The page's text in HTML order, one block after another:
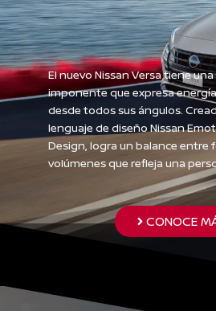
El nuevo Nissan Versa tiene
imponente que expresa
desde todos sus ángulos.
lenguaje de diseño Nissan
Design, logra un balance entre
volúmenes que refleja una
CONOCE